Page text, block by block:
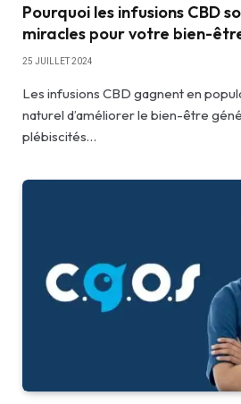
Pourquoi les infusions CBD
miracles pour votre bien-
25 JUILLET 2024
Les infusions CBD gagnent en
naturel d’améliorer le bien-être
plébiscités…